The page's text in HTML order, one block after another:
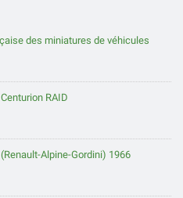
des miniatures de véhicules
RAID
(Renault-Alpine-Gordini) 1966